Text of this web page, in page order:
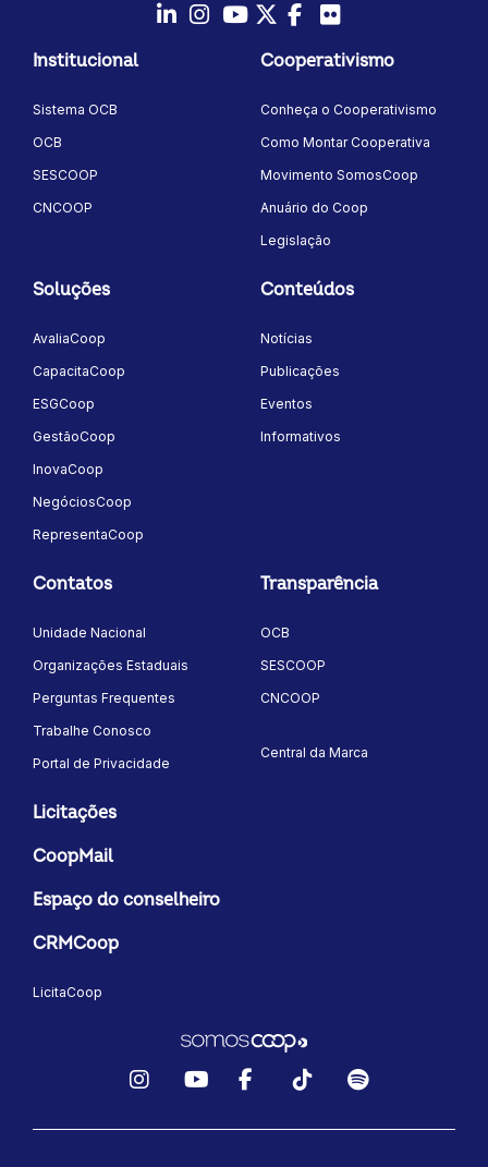
Institucional
Sistema OCB
OCB
SESCOOP
CNCOOP
Cooperativismo
Conheça o Cooperativismo
Como Montar Cooperativa
Movimento SomosCoop
Anuário do Coop
Legislação
Soluções
AvaliaCoop
CapacitaCoop
ESGCoop
GestãoCoop
InovaCoop
NegóciosCoop
RepresentaCoop
Conteúdos
Notícias
Publicações
Eventos
Informativos
Contatos
Unidade Nacional
Organizações Estaduais
Perguntas Frequentes
Trabalhe Conosco
Portal de Privacidade
Transparência
OCB
SESCOOP
CNCOOP
Central da Marca
Licitações
CoopMail
Espaço do conselheiro
CRMCoop
LicitaCoop